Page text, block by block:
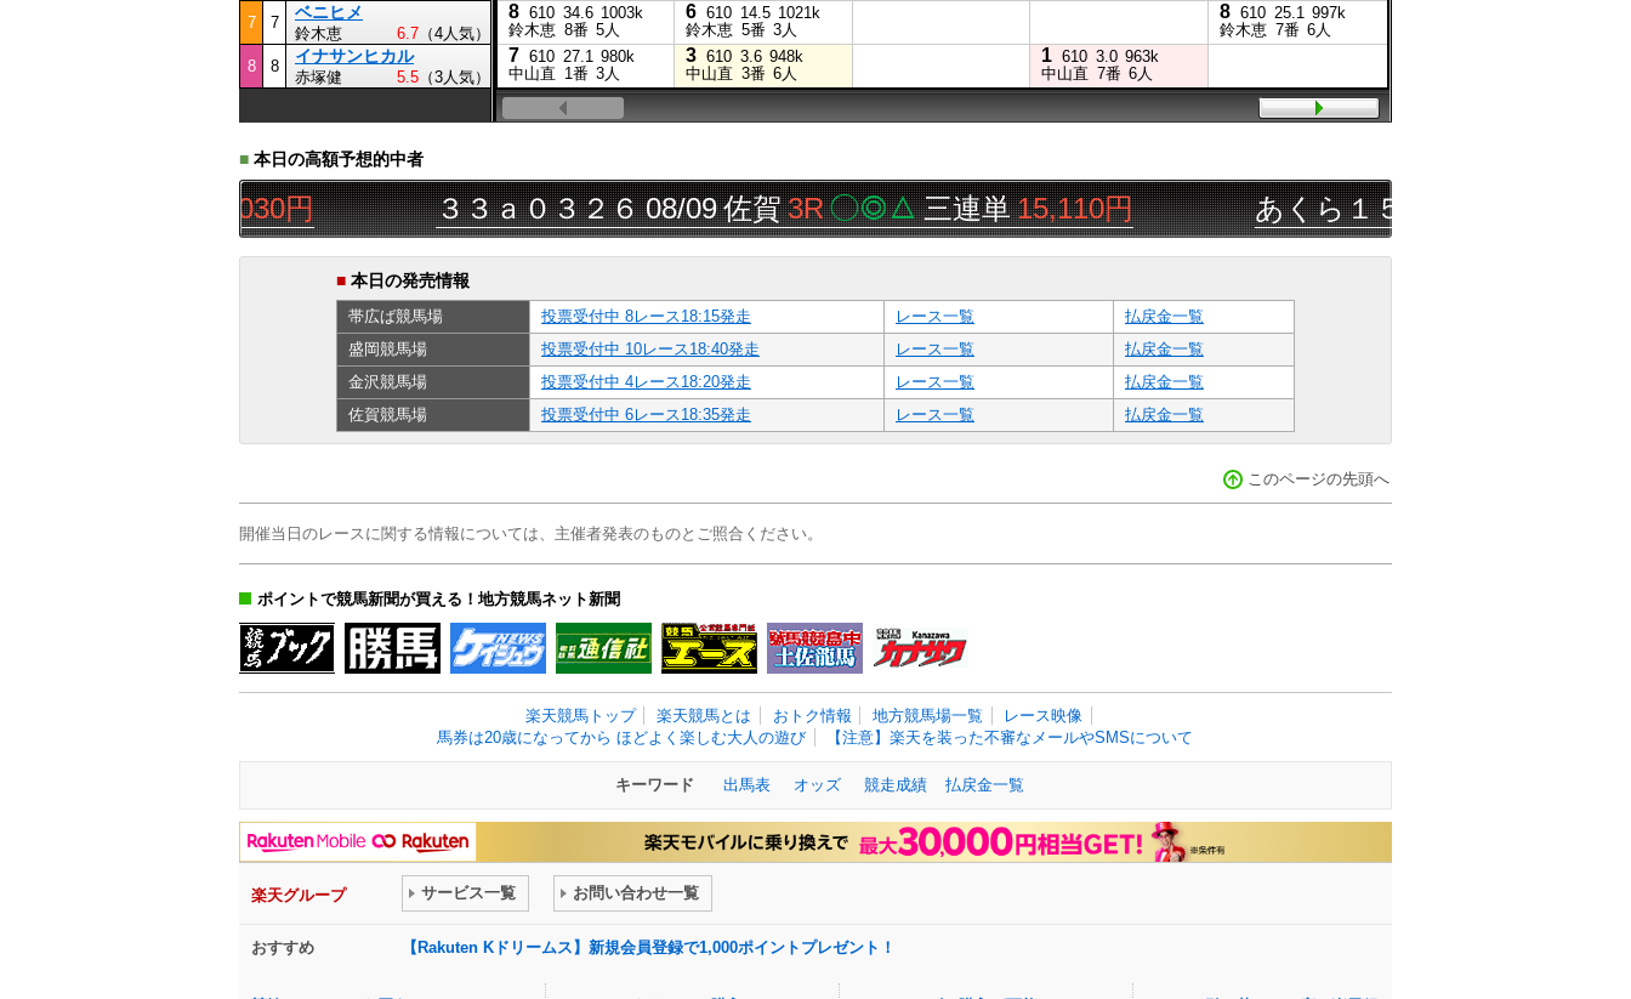
7
7
ベニヒメ
鈴木恵 6.7 （4人気）
8
8
イナサンヒカル
赤塚健 5.5 （3人気）
8 610 34.6 1003k
鈴木恵 8番 5人
6 610 14.5 1021k
鈴木恵 5番 3人
8 610 25.1 997k
鈴木恵 7番 6人
7 610 27.1 980k
中山直 1番 3人
3 610 3.6 948k
中山直 3番 6人
1 610 3.0 963k
中山直 7番 6人
■ 本日の高額予想的中者
12,030円 ３３ａ０３２６08/09佐賀3R◯◎△三連単 15,110円 あくら１５４
■ 本日の発売情報
帯広ば競馬場 投票受付中 8レース18:15発走 レース一覧
払戻金一覧
盛岡競馬場 投票受付中 10レース18:40発走 レース一覧
払戻金一覧
金沢競馬場 投票受付中 4レース18:20発走 レース一覧
払戻金一覧
佐賀競馬場 投票受付中 6レース18:35発走 レース一覧 払戻金一覧
このページの先頭へ
開催当日のレースに関する情報については、主催者発表のものとご照合ください。
ポイントで競馬新聞が買える！地方競馬ネット新聞
楽天競馬トップ 楽天競馬とは おトク情報 地方競馬場一覧
レース映像
馬券は20歳になってから ほどよく楽しむ大人の遊び
【注意】楽天を装った不審なメールやSMSについて
キーワード 出馬表 オッズ 競走成績 払戻金一覧
楽天グループ サービス一覧 お問い合わせ一覧
おすすめ 【Rakuten Kドリームス】新規会員登録で1,000ポイントプレゼント！